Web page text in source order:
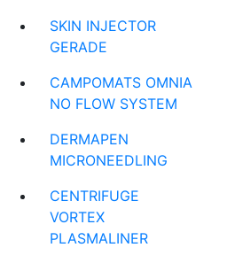
SKIN INJECTOR
GERADE
CAMPOMATS OMNIA
NO FLOW SYSTEM
DERMAPEN
MICRONEEDLING
CENTRIFUGE
VORTEX
PLASMALINER